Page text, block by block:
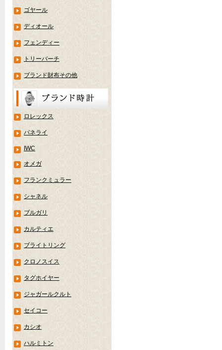
ゴヤール
ディオール
フェンディー
トリーバーチ
ブランド財布その他
ロレックス
パネライ
IWC
オメガ
フランクミュラー
シャネル
ブルガリ
カルティエ
ブライトリング
クロノスイス
タグホイヤー
ジャガールクルト
セイコー
カシオ
ハルミトン